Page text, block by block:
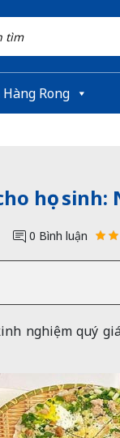
Rong
học
0 Bình luận
nghiệm quý